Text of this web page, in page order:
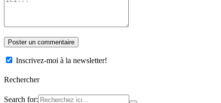
Inscrivez-moi à la newsletter!
Rechercher
Search for: